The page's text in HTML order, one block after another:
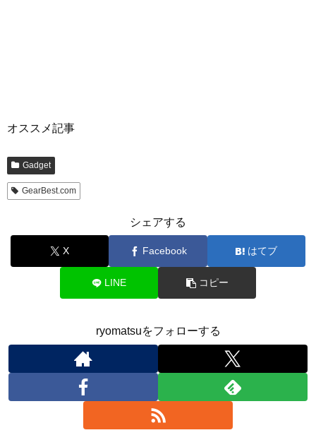
オススメ記事
Gadget
GearBest.com
シェアする
X Facebook はてブ
LINE コピー
ryomatsuをフォローする